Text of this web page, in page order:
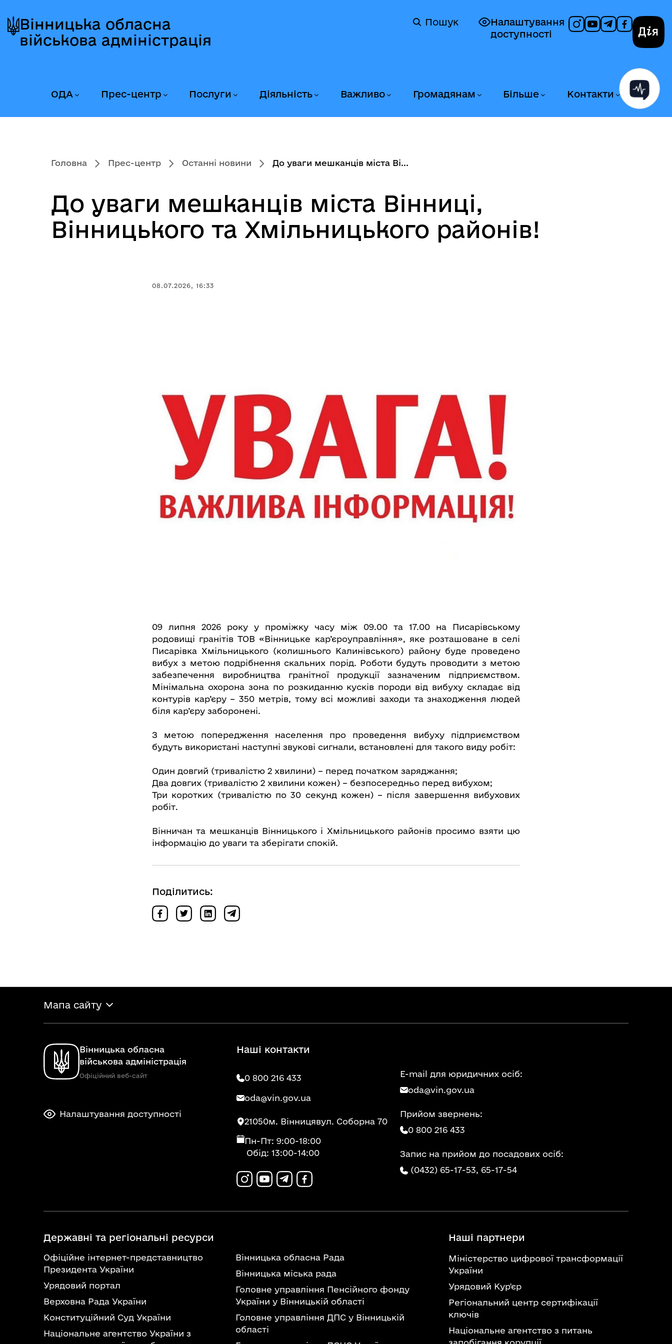
до
головного
до
головного
вмісту
до
головного
колонтитула
Вінницька обласна
військова адміністрація
Налаштування
доступності
Пошук
ОДА Прес-центр Послуги Діяльність Важливо Громадянам Більше Контакти
Головна Прес-центр Останні новини До уваги мешканців міста Ві...
До уваги мешканців міста Вінниці,
Вінницького та Хмільницького районів!
08.07.2026, 16:33
09 липня 2026 року у проміжку часу між 09.00 та 17.00 на Писарівському
родовищі гранітів ТОВ «Вінницьке кар’єроуправління», яке розташоване в селі
Писарівка Хмільницького (колишнього Калинівського) району буде проведено
вибух з метою подрібнення скальних порід. Роботи будуть проводити з метою
забезпечення виробництва гранітної продукції зазначеним підприємством.
Мінімальна охорона зона по розкиданню кусків породи від вибуху складає від
контурів кар’єру – 350 метрів, тому всі можливі заходи та знаходження людей
біля кар’єру заборонені.
З метою попередження населення про проведення вибуху підприємством
будуть використані наступні звукові сигнали, встановлені для такого виду робіт:
Один довгий (тривалістю 2 хвилини) – перед початком заряджання;
Два довгих (тривалістю 2 хвилини кожен) – безпосередньо перед вибухом;
Три коротких (тривалістю по 30 секунд кожен) – після завершення вибухових
робіт.
Вінничан та мешканців Вінницького і Хмільницького районів просимо взяти цю
інформацію до уваги та зберігати спокій.
Поділитись:
Мапа сайту
Вінницька обласна
військова адміністрація
Офіційний веб-сайт
Налаштування доступності
Наші контакти
0 800 216 433
oda@vin.gov.ua
21050м. Вінницявул. Соборна 70
Пн-Пт: 9:00-18:00
Обід: 13:00-14:00
E-mail для юридичних осіб:
oda@vin.gov.ua
Прийом звернень:
0 800 216 433
Запис на прийом до посадових осіб:
(0432) 65-17-53, 65-17-54
Державні та регіональні ресурси
Офіційне інтернет-представництво
Президента України
Урядовий портал
Верховна Рада України
Конституційний Суд України
Національне агентство України з
Вінницька обласна Рада
Вінницька міська рада
Головне управління Пенсійного фонду
України у Вінницькій області
Головне управління ДПС у Вінницькій
області
Наші партнери
Міністерство цифрової трансформації
України
Урядовий Кур'єр
Регіональний центр сертифікації
ключів
Національне агентство з питань